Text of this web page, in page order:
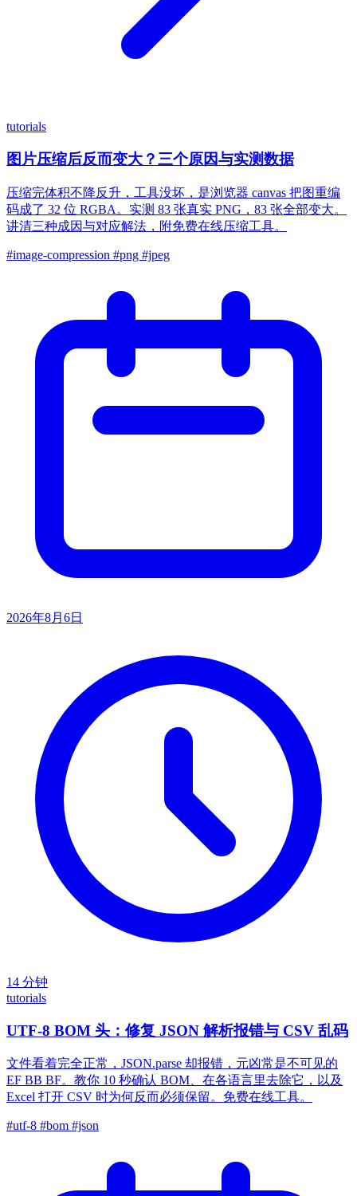
tutorials
图片压缩后反而变大？三个原因与实测数据
压缩完体积不降反升，工具没坏，是浏览器 canvas 把图重编
码成了 32 位 RGBA。实测 83 张真实 PNG，83 张全部变大。
讲清三种成因与对应解法，附免费在线压缩工具。
#image-compression #png #jpeg
2026年8月6日
14 分钟
tutorials
UTF-8 BOM 头：修复 JSON 解析报错与 CSV 乱码
文件看着完全正常，JSON.parse 却报错，元凶常是不可见的
EF BB BF。教你 10 秒确认 BOM、在各语言里去除它，以及
Excel 打开 CSV 时为何反而必须保留。免费在线工具。
#utf-8 #bom #json